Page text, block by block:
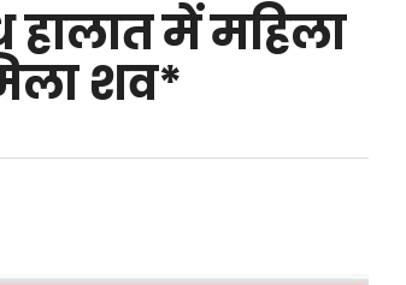
हालात में महिला
शव*